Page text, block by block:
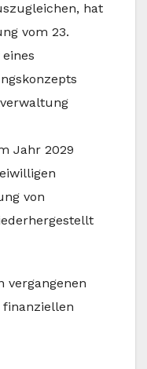
hat
vom 23.
Jahr 2029
von
vergangenen
finanziellen